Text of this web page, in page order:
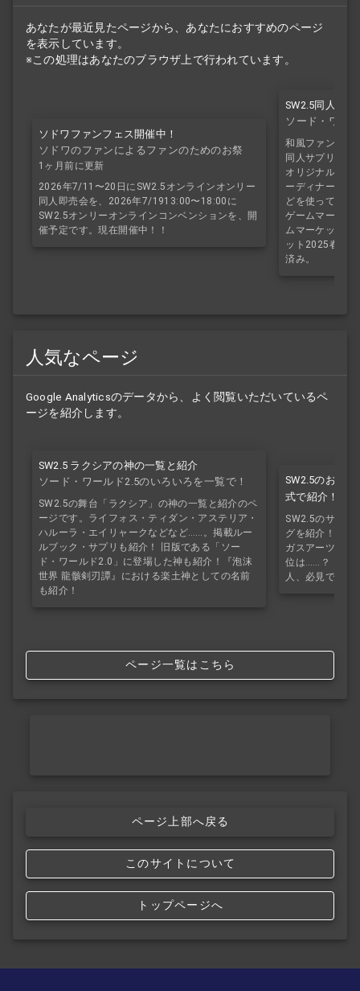
あなたが最近見たページから、あなたにおすすめのページ
を表示しています。
※この処理はあなたのブラウザ上で行われています。
ソドワファンフェス開催中！
ソドワのファンによるファンのためのお祭
り！
1ヶ月前に更新
2026年7/11〜20日にSW2.5オンラインオンリー
同人即売会を、2026年7/1913:00〜18:00に
SW2.5オンリーオンラインコンベンションを、開
催予定です。現在開催中！！
SW2.5同人サ
ソード・ワー
和風ファンタジ
同人サプリ『シ
オリジナル種族
ーディナー技能
どを使って、特
ゲームマーケッ
ムマーケット
ット2025春で
済み。
人気なページ
Google Analyticsのデータから、よく閲覧いただいているペ
ージを紹介します。
SW2.5 ラクシアの神の一覧と紹介
ソード・ワールド2.5のいろいろを一覧で！
SW2.5の舞台「ラクシア」の神の一覧と紹介のペ
ージです。ライフォス・ティダン・アステリア・
ハルーラ・エイリャークなどなど……。掲載ルー
ルブック・サプリも紹介！ 旧版である「ソー
ド・ワールド2.0」に登場した神も紹介！『泡沫
世界 龍骸剣刃譚』における楽土神としての名前
も紹介！
SW2.5のおす
式で紹介！
SW2.5のサプリ
グを紹介！ 4位
ガスアーツ・2
位は……？ どの
人、必見です！
ページ一覧はこちら
ページ上部へ戻る
このサイトについて
トップページへ